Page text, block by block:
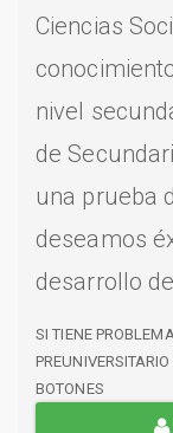
Ciencias
nivel
de
una prueba
deseamos
desarrollo
SI TIENE
BOTONES